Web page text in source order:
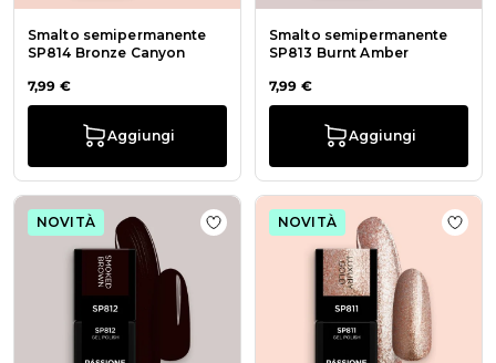
Smalto semipermanente
SP814 Bronze Canyon
7,99 €
Aggiungi
Smalto semipermanente
SP813 Burnt Amber
7,99 €
Aggiungi
NOVITÀ Aggiungi alla wishlist Smalto
NOVITÀ